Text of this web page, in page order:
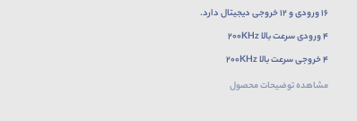
16 ورودی و 12 خروجی دیجیتال دارد.
4 ورودی سرعت بالا 200KHz
4 خروجی سرعت بالا 200KHz
باتری داخلی دارد.
مشاهده توضیحات محصول